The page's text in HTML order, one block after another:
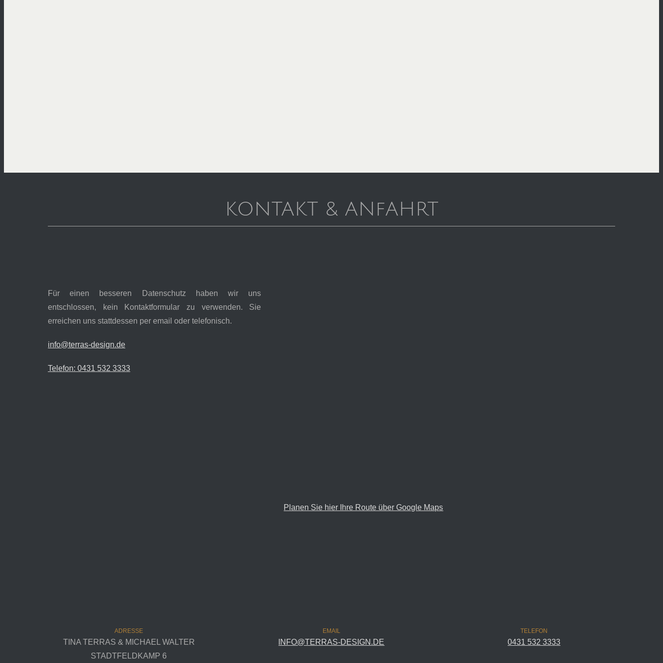
KONTAKT & ANfAHRT
Für einen besseren Datenschutz haben wir uns
entschlossen, kein Kontaktformular zu verwenden. Sie
erreichen uns stattdessen per email oder telefonisch.
info@terras-design.de
Telefon: 0431 532 3333
Planen Sie hier Ihre Route über Google Maps
ADRESSE
TINA TERRAS & MICHAEL WALTER
STADTFELDKAMP 6
EMAIL
INFO@TERRAS-DESIGN.DE
TELEFON
0431 532 3333